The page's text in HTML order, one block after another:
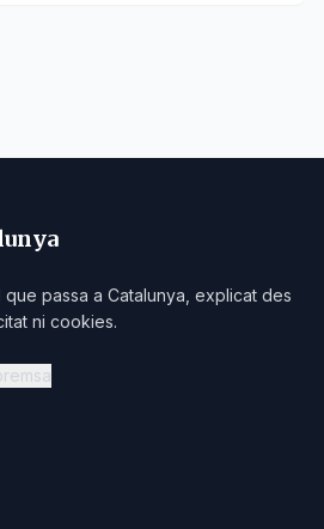
passa a Catalunya, explicat des
ni cookies.